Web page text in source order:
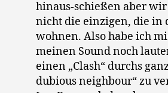
hinaus-schießen aber
nicht die einzigen, die in
wohnen. Also habe ich
meinen Sound noch
einen „Clash“ durchs
dubious neighbour“ zu